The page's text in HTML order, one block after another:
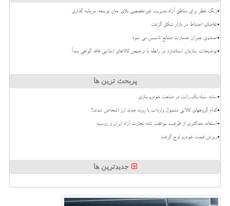
زنگ خطر برای مناطق آزاد مدیریت غیرتخصصی بلای جان توسعه سرمایه گذاری
تقاضای احتیاط در بازار شکل گرفت
صندوق جبران خسارت صنایع تاسیس می شود
توضیحات سازمان استاندارد در رابطه با ترخیص کالاهای اساسی فاقد گواهی مبدأ
پربحث ترین ها
سایه سیاه یک رانت در صنعت خودروسازی
کدام گروههای کالایی مشمول واردات با رویه جدید ارز اشخاص شدند؟
استفاده حداکثری از ظرفیت موافقت نامه تجارت آزاد ایران و روسیه
ریزش قیمت خودرو اوج گرفت
جدیدترین ها